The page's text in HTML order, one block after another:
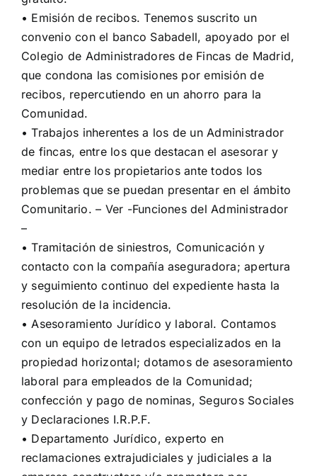
​• Emisión de recibos. Tenemos suscrito un
convenio con el banco Sabadell, apoyado por el
Colegio de Administradores de Fincas de Madrid,
que condona las comisiones por emisión de
recibos, repercutiendo en un ahorro para la
Comunidad.
​• Trabajos inherentes a los de un Administrador
de fincas, entre los que destacan el asesorar y
mediar entre los propietarios ante todos los
problemas que se puedan presentar en el ámbito
Comunitario. – Ver -Funciones del Administrador
–
• Tramitación de siniestros, Comunicación y
contacto con la compañía aseguradora; apertura
y seguimiento continuo del expediente hasta la
resolución de la incidencia.
​• Asesoramiento Jurídico y laboral. Contamos
con un equipo de letrados especializados en la
propiedad horizontal; dotamos de asesoramiento
laboral para empleados de la Comunidad;
confección y pago de nominas, Seguros Sociales
y Declaraciones I.R.P.F.
• Departamento Jurídico, experto en
reclamaciones extrajudiciales y judiciales a la